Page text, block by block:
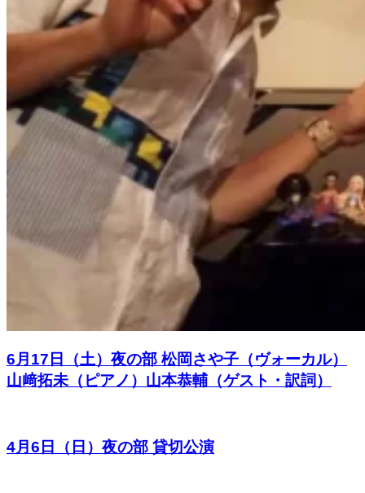
6月17日（土）夜の部 松岡さや子（ヴォーカル）
山﨑拓未（ピアノ）山本恭輔（ゲスト・訳詞）
4月6日（日）夜の部 貸切公演